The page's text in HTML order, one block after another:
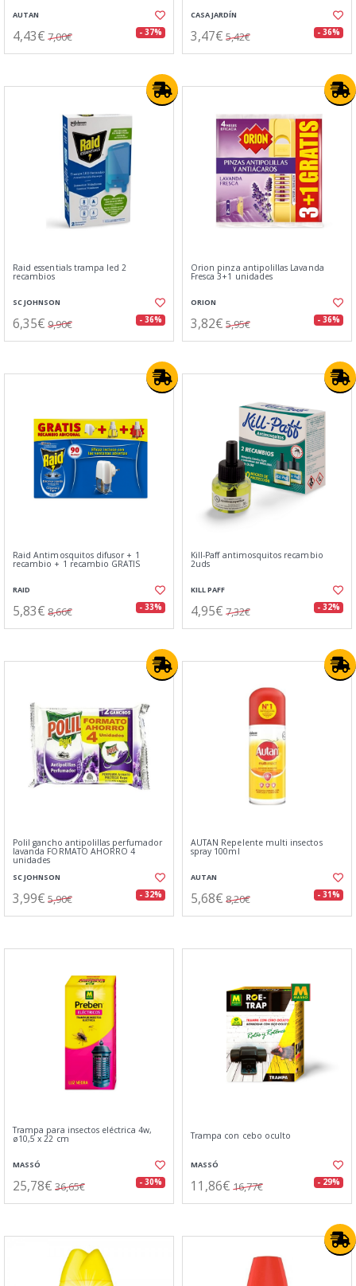
AUTAN
4,43€ 7,00€ - 37%
CASA JARDÍN
3,47€ 5,42€ - 36%
Raid essentials trampa led 2
recambios
SC JOHNSON
6,35€ 9,90€ - 36%
Orion pinza antipolillas Lavanda
Fresca 3+1 unidades
ORION
3,82€ 5,95€ - 36%
Raid Antimosquitos difusor + 1
recambio + 1 recambio GRATIS
RAID
5,83€ 8,66€ - 33%
Kill-Paff antimosquitos recambio
2uds
KILL PAFF
4,95€ 7,32€ - 32%
Polil gancho antipolillas perfumador
lavanda FORMATO AHORRO 4
unidades
SC JOHNSON
3,99€ 5,90€ - 32%
AUTAN Repelente multi insectos
spray 100ml
AUTAN
5,68€ 8,20€ - 31%
Trampa para insectos eléctrica 4w,
ø10,5 x 22 cm
MASSÓ
25,78€ 36,65€ - 30%
Trampa con cebo oculto
MASSÓ
11,86€ 16,77€ - 29%